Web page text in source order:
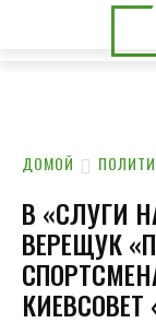
ДОМОЙ
В «СЛУГИ
ВЕРЕЩУК